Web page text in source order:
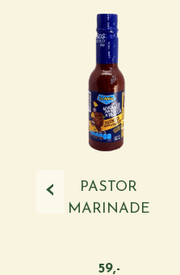
PASTOR
MARINADE
59,-
‹